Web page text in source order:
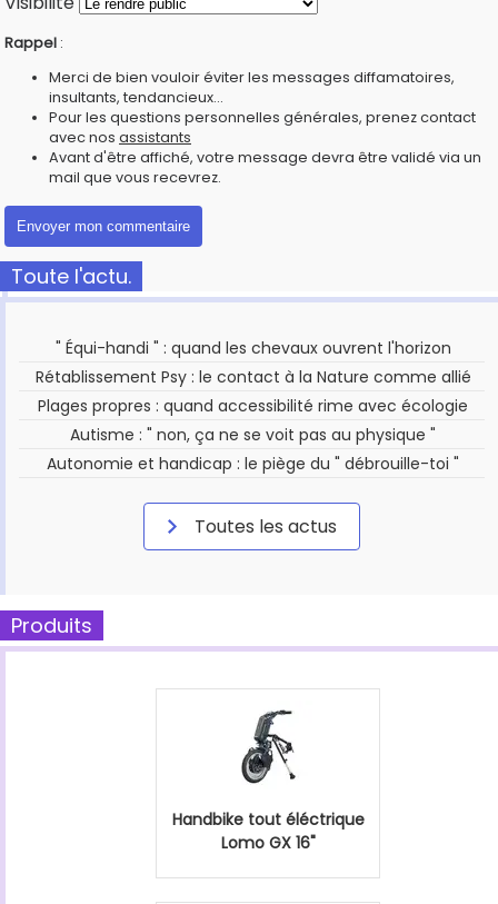
Rappel :
Merci de bien vouloir éviter les messages diffamatoires,
insultants, tendancieux...
Pour les questions personnelles générales, prenez contact
avec nos assistants
Avant d'être affiché, votre message devra être validé via un
mail que vous recevrez.
Toute l'actu.
" Équi-handi " : quand les chevaux ouvrent l'horizon
Rétablissement Psy : le contact à la Nature comme allié
Plages propres : quand accessibilité rime avec écologie
Autisme : " non, ça ne se voit pas au physique "
Autonomie et handicap : le piège du " débrouille-toi "
Toutes les actus
Produits
Handbike tout éléctrique
Lomo GX 16"